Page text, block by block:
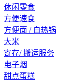
休闲零食
方便速食
方便面 / 自热锅
大米
寄存/ 搬运服务
电子烟
甜点蛋糕